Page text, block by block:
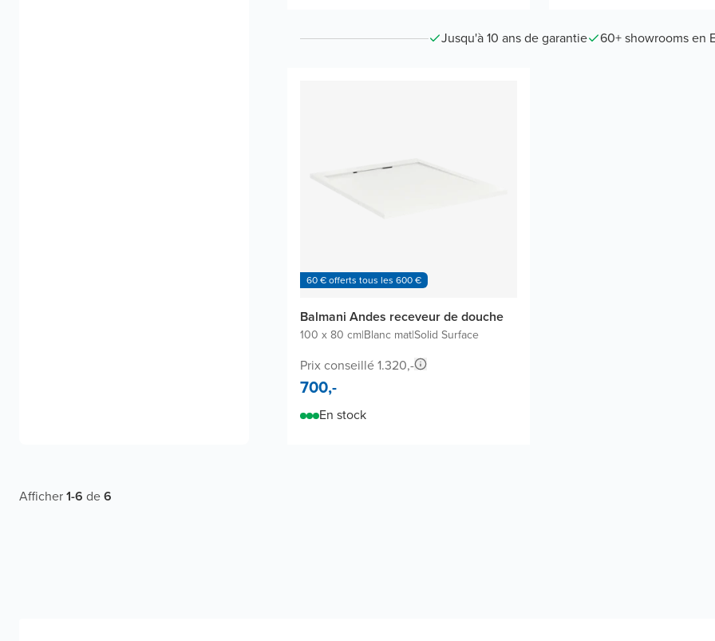
Jusqu'à 10 ans de garantie 60+ showrooms en
60 € offerts tous les 600 €
Balmani Andes receveur de douche
100 x 80 cm|Blanc mat|Solid Surface
Prix conseillé 1.320,-
700,-
En stock
Afficher1-6 de6